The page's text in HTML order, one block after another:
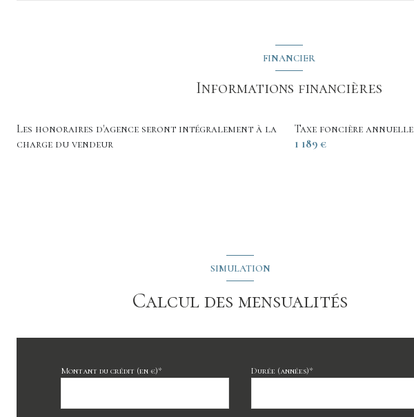
FINANCIER
Informations financières
Les honoraires d'agence seront intégralement à la
charge du vendeur
Taxe foncière annuelle
1 189 €
SIMULATION
Calcul des mensualités
Montant du crédit (en €)* Durée (années)*